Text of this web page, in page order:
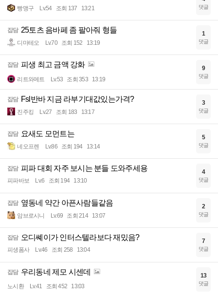
빵맹구 Lv.54 조회 137 13:21 댓글
잡담 25토츠 음바페 좀 팔아줘 형들
디마테오 Lv.70 조회 152 13:19
1
댓글
잡담 피생 최고 금액 강화
리트와메트 Lv.53 조회 353 13:19
9
댓글
잡담 Fsl반바 지금 라부기대값있는가격?
진주킹 Lv.27 조회 183 13:17
3
댓글
잡담 요새도 모먼트는
네오프렌 Lv.86 조회 194 13:14
5
댓글
잡담 피파 대회 자주 보시는 분들 도와주세용
피파바보 Lv.6 조회 194 13:10
4
댓글
잡담 옆동네 약간 아픈사람들같음
암브로시니 Lv.69 조회 214 13:07
2
댓글
잡담 오디쎼이가 인터스텔라보다 재밌음?
피생폼사 Lv.46 조회 258 13:04
7
댓글
잡담 우리동네 제모 시센데
노시환 Lv.41 조회 452 13:03
13
댓글